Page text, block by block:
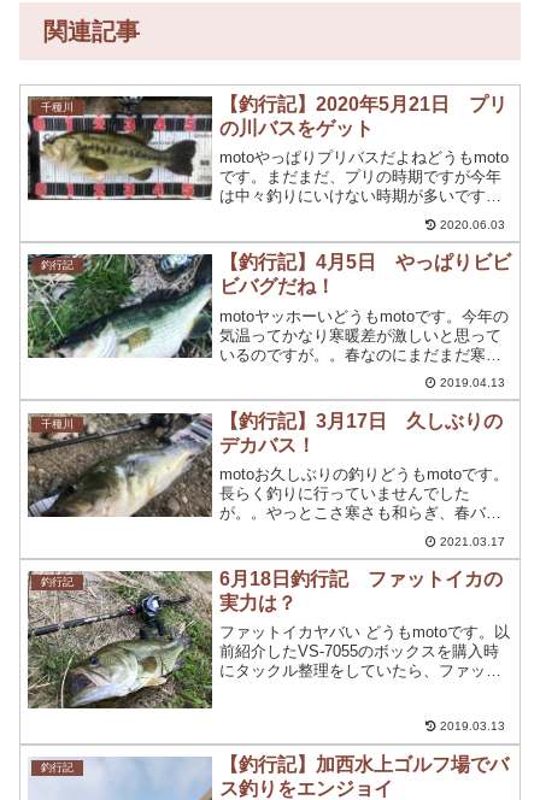
関連記事
千種川
【釣行記】2020年5月21日 プリ
の川バスをゲット
motoやっぱりプリバスだよねどうもmoto
です。まだまだ、プリの時期ですが今年
は中々釣りにいけない時期が多いですよ
ね。今回ばかりは仕方ありませんがなん
とか自粛解除が始まりましたね。自粛解
除が始まっても絶対に第二波が間違いな
く来ると思ってい...
2020.06.03
釣行記
【釣行記】4月5日 やっぱりビビ
ビバグだね！
motoヤッホーいどうもmotoです。今年の
気温ってかなり寒暖差が激しいと思って
いるのですが。。春なのにまだまだ寒い
ですよね。日中は、晴れている時は暖か
いですが、【春一番】が激しい！全く釣
りにならない程の風が吹いていますから
ね。風と寒さは苦...
2019.04.13
千種川
【釣行記】3月17日 久しぶりの
デカバス！
motoお久しぶりの釣りどうもmotoです。
長らく釣りに行っていませんでした
が。。やっとこさ寒さも和らぎ、春バス
を釣るために釣りに行ってきました。緊
急事態宣言も解除されたということもあ
り、千種川に釣りに行きました。事前の
情報によると、すでに...
2021.03.17
釣行記
6月18日釣行記 ファットイカの
実力は？
ファットイカヤバい どうもmotoです。以
前紹介したVS-7055のボックスを購入時
にタックル整理をしていたら、ファット
イホームにおかっぱりに行って来まし
た。さてさて、...
2019.03.13
釣行記
【釣行記】加西水上ゴルフ場でバ
ス釣りをエンジョイ